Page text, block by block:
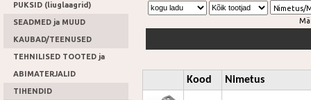
PUKSID (liuglaagrid)
SEADMED ja MUUD
KAUBAD/TEENUSED
TEHNILISED TOOTED ja
ABIMATERJALID
TIHENDID
Nimetus/
Kood Nimetus